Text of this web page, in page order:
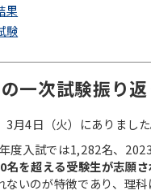
果
験
一次試験振り返
月4日（火）にありました
度入試では1,282名、
を超える受験生が志願さ
いのが特徴であり、理